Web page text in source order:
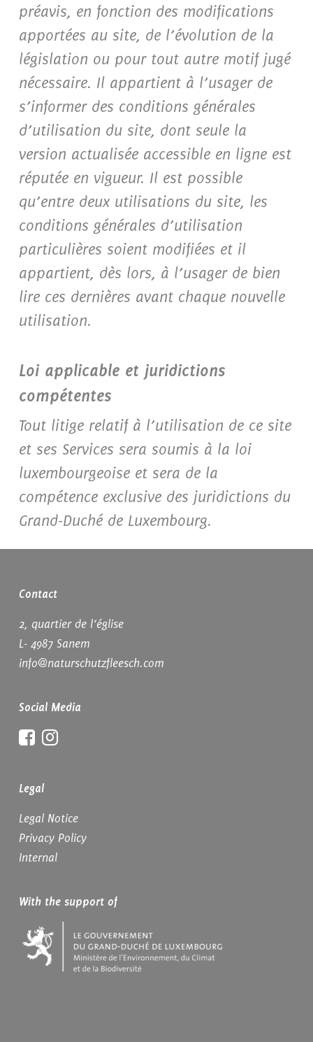
préavis, en fonction des modifications
apportées au site, de l’évolution de la
législation ou pour tout autre motif jugé
nécessaire. Il appartient à l’usager de
s’informer des conditions générales
d’utilisation du site, dont seule la
version actualisée accessible en ligne est
réputée en vigueur. Il est possible
qu’entre deux utilisations du site, les
conditions générales d’utilisation
particulières soient modifiées et il
appartient, dès lors, à l’usager de bien
lire ces dernières avant chaque nouvelle
utilisation.
Loi applicable et juridictions
compétentes
Tout litige relatif à l’utilisation de ce site
et ses Services sera soumis à la loi
luxembourgeoise et sera de la
compétence exclusive des juridictions du
Grand-Duché de Luxembourg.
Contact
2, quartier de l‘église
L- 4987 Sanem
info@naturschutzfleesch.com
Social Media
FacebookInstagram
Legal
Legal Notice
Privacy Policy
Internal
With the support of